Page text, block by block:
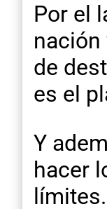
Por el
nación
de
es el
Y
hacer
límites.